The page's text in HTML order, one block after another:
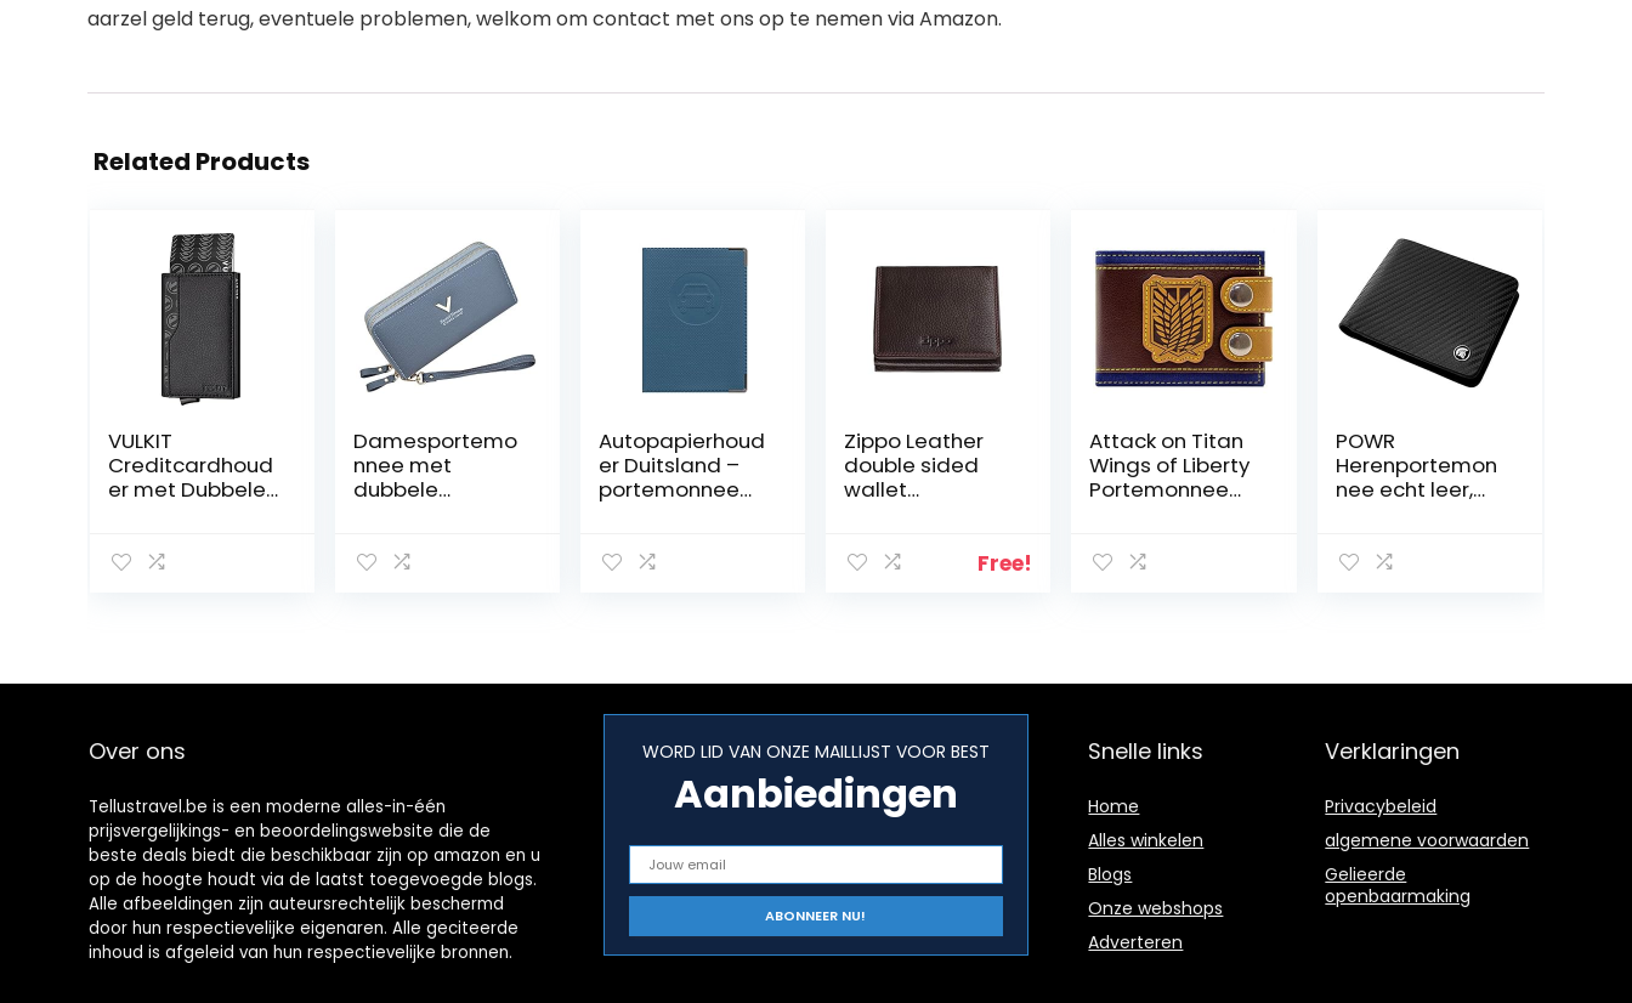
aarzel geld terug, eventuele problemen, welkom om contact met ons op te nemen via Amazon.
Related Products
VULKIT
Creditcardhoud
er met Dubbele
Passcase
Kaartportemon
Notities
Damesportemo
nnee met
dubbele
telefoonportem
portemonnee
grijs 2, Eén maat,
Stijlvol.
Autopapierhoud
er Duitsland –
portemonnee
Zippo Leather
double sided
wallet
Free!
Attack on Titan
Wings of Liberty
Portemonnee
POWR
Herenportemon
nee echt leer,
koolstofvezel
notitiecomparti
Stijlvol
ontwerp met
geschenkdoosje
(zwart)
Over ons
Tellustravel.be is een moderne alles-in-één
prijsvergelijkings- en beoordelingswebsite die de
beste deals biedt die beschikbaar zijn op amazon en u
op de hoogte houdt via de laatst toegevoegde blogs.
Alle afbeeldingen zijn auteursrechtelijk beschermd
door hun respectievelijke eigenaren. Alle geciteerde
inhoud is afgeleid van hun respectievelijke bronnen.
WORD LID VAN ONZE MAILLIJST VOOR BEST
Aanbiedingen
Snelle links
Home
Alles winkelen
Blogs
Onze webshops
Adverteren
Verklaringen
Privacybeleid
algemene voorwaarden
Gelieerde
openbaarmaking